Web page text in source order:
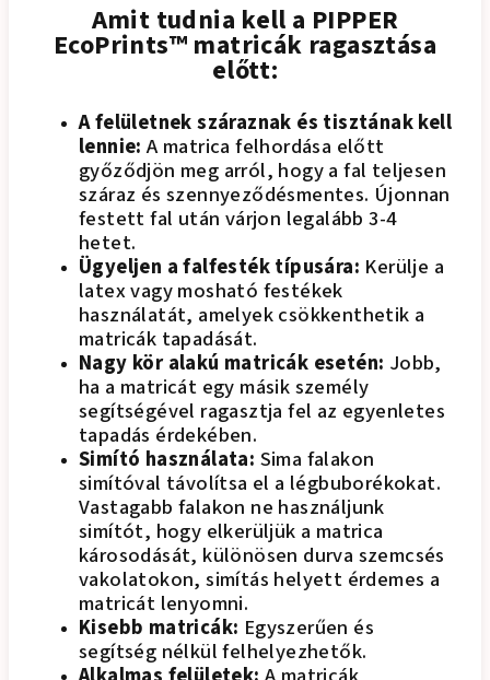
Amit tudnia kell a PIPPER
EcoPrints™ matricák ragasztása
előtt:
A felületnek száraznak és tisztának kell
lennie:A matrica felhordása előtt
győződjön meg arról, hogy a fal teljesen
száraz és szennyeződésmentes. Újonnan
festett fal után várjon legalább 3-4
hetet.
Ügyeljen a falfesték típusára: Kerülje a
latex vagy mosható festékek
használatát, amelyek csökkenthetik a
matricák tapadását.
Nagy kör alakú matricák esetén: Jobb,
ha a matricát egy másik személy
segítségével ragasztja fel az egyenletes
tapadás érdekében.
Simító használata: Sima falakon
simítóval távolítsa el a légbuborékokat.
Vastagabb falakon ne használjunk
simítót, hogy elkerüljük a matrica
károsodását, különösen durva szemcsés
vakolatokon, simítás helyett érdemes a
matricát lenyomni.
Kisebb matricák: Egyszerűen és
segítség nélkül felhelyezhetők.